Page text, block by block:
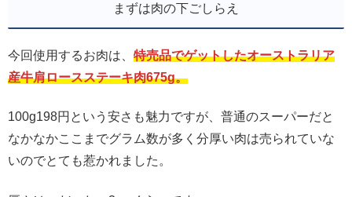
まずは肉の下ごしらえ
今回使用するお肉は、 特売品でゲットしたオーストラリア
産牛肩ロースステーキ肉675g。
100g198円という安さも魅力ですが、普通のスーパーだと
なかなかここまでグラム数が多く分厚い肉は売られていな
いのでとても惹かれました。